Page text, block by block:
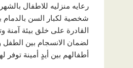
رعايه منزليه للاطفال
شخصية لكبار السن بالدمام
القادرة على خلق بيئة آمنة
لضمان الانسجام بين الطفل
أطفالهم بين أيدٍ أمينة